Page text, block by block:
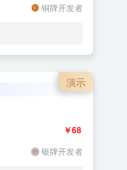
铜牌开发者
演示
￥68
银牌开发者